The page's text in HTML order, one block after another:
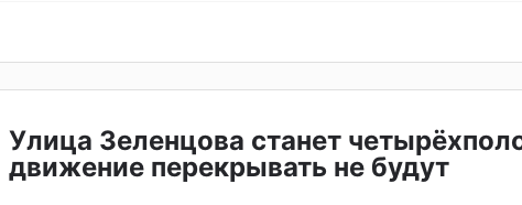
Улица Зеленцова станет
движение перекрывать не будут